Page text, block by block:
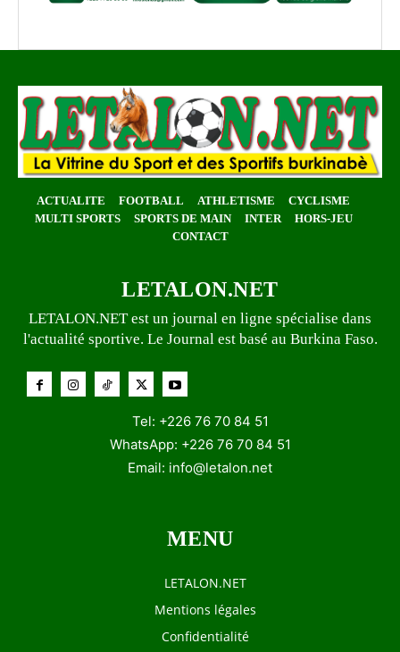
ACTUALITE FOOTBALL ATHLETISME
CYCLISME
MULTI SPORTS
SPORTS DE MAIN INTER
HORS-JEU
CONTACT
LETALON.NET
LETALON.NET est un journal en ligne spécialise dans
l'actualité sportive. Le Journal est basé au Burkina Faso.
Tel: +226 76 70 84 51
WhatsApp: +226 76 70 84 51
Email: info@letalon.net
MENU
LETALON.NET
Mentions légales
Confidentialité